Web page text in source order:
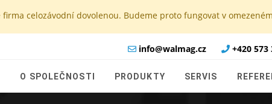
celozávodní dovolenou. Budeme proto fungovat v
+420 573
info@walmag.cz
SERVIS
PRODUKTY
O SPOLEČNOSTI